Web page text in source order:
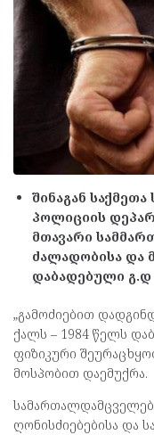
შინაგან
პოლიციის
მთავარი
ძალადობისა და
დაბადებული გ.დ
„გამოძიებით
ქალს – 1984 წელს
ფიზიკური
მოსპობით დაემუქრა.
ღონისძიებებისა და